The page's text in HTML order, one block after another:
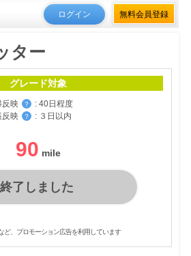
ログイン 無料会員登録
ター
グレード対象
反映 ？ : 40日程度
反映
？ : ３日以内
90
了しました
ど、プロモーション広告を利用しています